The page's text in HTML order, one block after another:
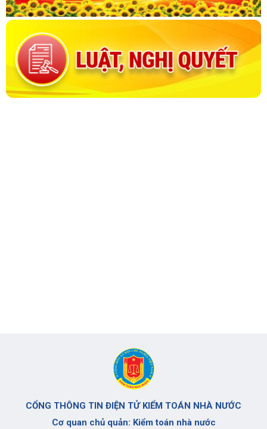
CỔNG THÔNG TIN ĐIỆN TỬ KIỂM TOÁN NHÀ NƯỚC
Cơ quan chủ quản: Kiểm toán nhà nước